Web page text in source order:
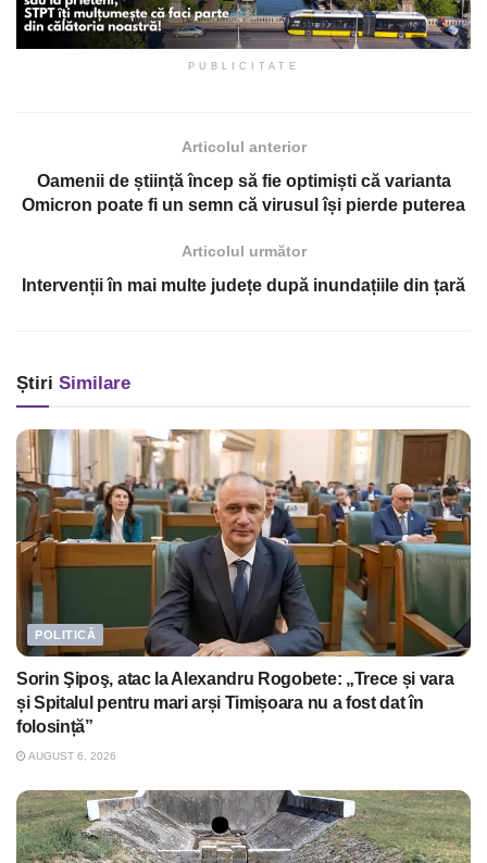
PUBLICITATE
Articolul anterior
Oamenii de știință încep să fie optimiști că varianta
Omicron poate fi un semn că virusul își pierde puterea
Articolul următor
Intervenții în mai multe județe după inundațiile din țară
Știri Similare
POLITICĂ
Sorin Şipoş, atac la Alexandru Rogobete: „Trece și vara
și Spitalul pentru mari arși Timișoara nu a fost dat în
folosință”
AUGUST 6, 2026